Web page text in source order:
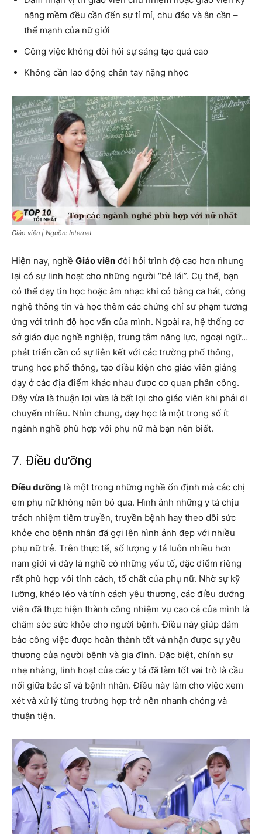
năng mềm đều cần đến sự tỉ mỉ, chu đáo và ân cần –
thế mạnh của nữ giới
Công việc không đòi hỏi sự sáng tạo quá cao
Không cần lao động chân tay nặng nhọc
Giáo viên | Nguồn: Internet
Hiện nay, nghề Giáo viên đòi hỏi trình độ cao hơn nhưng
lại có sự linh hoạt cho những người “bẻ lái”. Cụ thể, bạn
có thể dạy tin học hoặc âm nhạc khi có bằng ca hát, công
nghệ thông tin và học thêm các chứng chỉ sư phạm tương
ứng với trình độ học vấn của mình. Ngoài ra, hệ thống cơ
sở giáo dục nghề nghiệp, trung tâm năng lực, ngoại ngữ…
phát triển cần có sự liên kết với các trường phổ thông,
trung học phổ thông, tạo điều kiện cho giáo viên giảng
dạy ở các địa điểm khác nhau được cơ quan phân công.
Đây vừa là thuận lợi vừa là bất lợi cho giáo viên khi phải di
chuyển nhiều. Nhìn chung, dạy học là một trong số ít
ngành nghề phù hợp với phụ nữ mà bạn nên biết.
7. Điều dưỡng
Điều dưỡng là một trong những nghề ổn định mà các chị
em phụ nữ không nên bỏ qua. Hình ảnh những y tá chịu
trách nhiệm tiêm truyền, truyền bệnh hay theo dõi sức
khỏe cho bệnh nhân đã gợi lên hình ảnh đẹp với nhiều
phụ nữ trẻ. Trên thực tế, số lượng y tá luôn nhiều hơn
nam giới vì đây là nghề có những yếu tố, đặc điểm riêng
rất phù hợp với tính cách, tố chất của phụ nữ. Nhờ sự kỹ
lưỡng, khéo léo và tính cách yêu thương, các điều dưỡng
viên đã thực hiện thành công nhiệm vụ cao cả của mình là
chăm sóc sức khỏe cho người bệnh. Điều này giúp đảm
bảo công việc được hoàn thành tốt và nhận được sự yêu
thương của người bệnh và gia đình. Đặc biệt, chính sự
nhẹ nhàng, linh hoạt của các y tá đã làm tốt vai trò là cầu
nối giữa bác sĩ và bệnh nhân. Điều này làm cho việc xem
xét và xử lý từng trường hợp trở nên nhanh chóng và
thuận tiện.